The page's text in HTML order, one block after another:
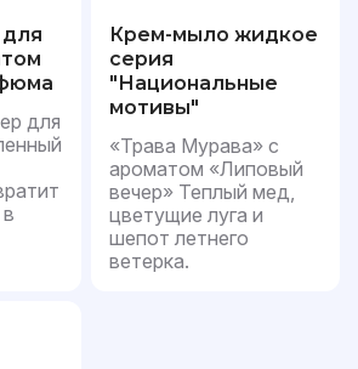
для
Крем-мыло жидкое
серия
"Национальные
мотивы"
«Трава Мурава» с
ароматом «Липовый
вечер» Теплый мед,
цветущие луга и
шепот летнего
ветерка.